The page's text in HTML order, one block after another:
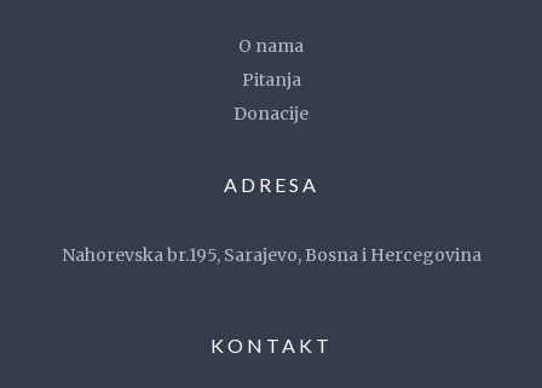
O nama
Pitanja
Donacije
ADRESA
Nahorevska br.195, Sarajevo, Bosna i Hercegovina
KONTAKT